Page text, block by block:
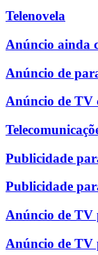
Telenovela
Anúncio ainda
Anúncio de
Anúncio de TV
Publicidade
Publicidade
Anúncio de TV
Anúncio de TV